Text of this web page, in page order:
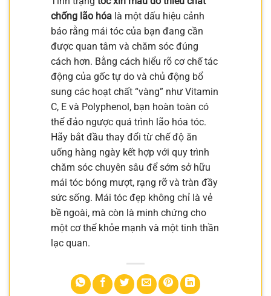
chống lão hóa là một dấu hiệu cảnh
báo rằng mái tóc của bạn đang cần
được quan tâm và chăm sóc đúng
cách hơn. Bằng cách hiểu rõ cơ chế tác
động của gốc tự do và chủ động bổ
sung các hoạt chất “vàng” như Vitamin
C, E và Polyphenol, bạn hoàn toàn có
thể đảo ngược quá trình lão hóa tóc.
Hãy bắt đầu thay đổi từ chế độ ăn
uống hàng ngày kết hợp với quy trình
chăm sóc chuyên sâu để sớm sở hữu
mái tóc bóng mượt, rạng rỡ và tràn đầy
sức sống. Mái tóc đẹp không chỉ là vẻ
bề ngoài, mà còn là minh chứng cho
một cơ thể khỏe mạnh và một tinh thần
lạc quan.